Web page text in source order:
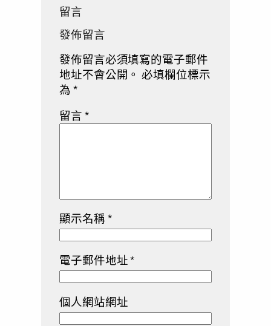
留言
發佈留言
發佈留言必須填寫的電子郵件
地址不會公開。 必填欄位標示
為*
留言*
顯示名稱*
電子郵件地址*
個人網站網址